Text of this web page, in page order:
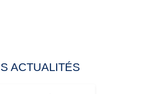
ACTUALITÉS